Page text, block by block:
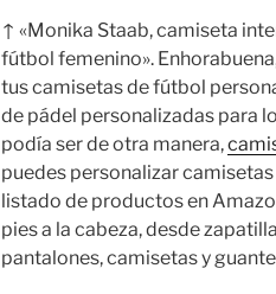
↑ «Monika Staab, camiseta
fútbol femenino».
tus camisetas de fútbol
de pádel personalizadas para
podía ser de otra manera,
puedes personalizar
listado de productos en
pies a la cabeza, desde
pantalones, camisetas y